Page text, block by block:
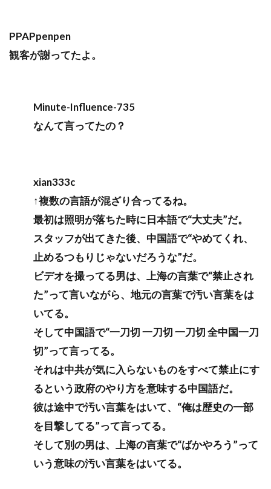
PPAPpenpen
観客が謝ってたよ。
Minute-Influence-735
なんて言ってたの？
xian333c
↑複数の言語が混ざり合ってるね。
最初は照明が落ちた時に日本語で“大丈夫”だ。
スタッフが出てきた後、中国語で“やめてくれ、
止めるつもりじゃないだろうな”だ。
ビデオを撮ってる男は、上海の言葉で“禁止され
た”って言いながら、地元の言葉で汚い言葉をは
いてる。
そして中国語で“一刀切 一刀切 一刀切 全中国一刀
切”って言ってる。
それは中共が気に入らないものをすべて禁止にす
るという政府のやり方を意味する中国語だ。
彼は途中で汚い言葉をはいて、“俺は歴史の一部
を目撃してる”って言ってる。
そして別の男は、上海の言葉で“ばかやろう”って
いう意味の汚い言葉をはいてる。